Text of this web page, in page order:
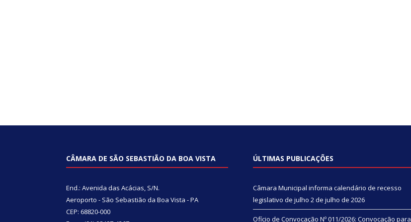
CÂMARA DE SÃO SEBASTIÃO DA BOA VISTA
End.: Avenida das Acácias, S/N.
Aeroporto - São Sebastião da Boa Vista - PA
CEP: 68820-000
ÚLTIMAS PUBLICAÇÕES
Câmara Municipal informa calendário de recesso
legislativo de julho 2 de julho de 2026
Ofício de Convocação Nº 011/2026: Convocação para